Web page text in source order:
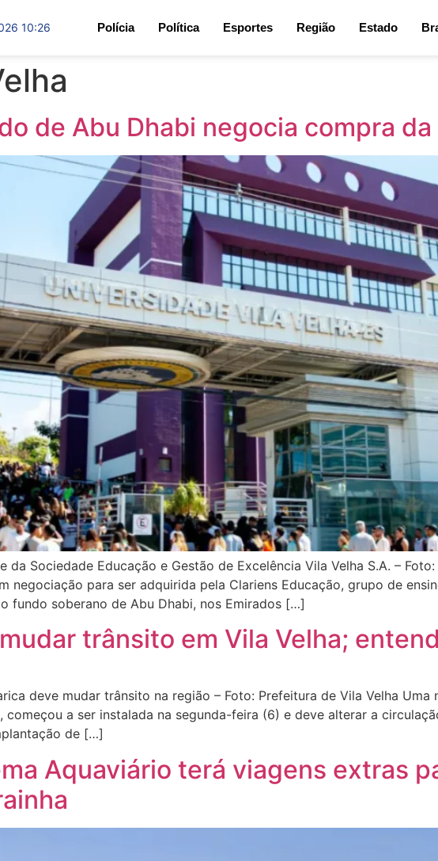
10:26 Polícia Política Esportes Região Estado
de Abu Dhabi negocia compra da
da Sociedade Educação e Gestão de Excelência Vila Velha S.A. –
negociação para ser adquirida pela Clariens Educação, grupo de
fundo soberano de Abu Dhabi, nos Emirados […]
trânsito em Vila Velha;
deve mudar trânsito na região – Foto: Prefeitura de Vila Velha
começou a ser instalada na segunda-feira (6) e deve alterar a
de […]
Aquaviário terá viagens extras